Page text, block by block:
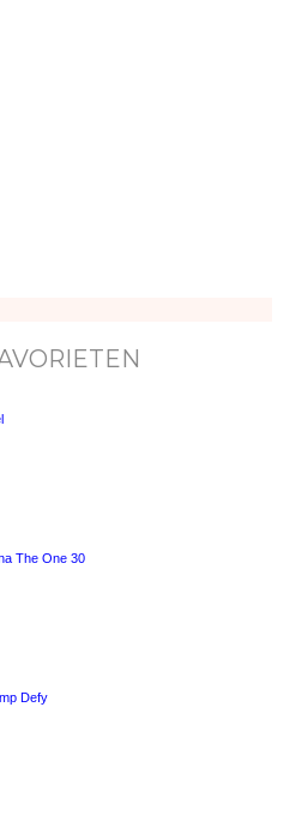
The One 30
Defy